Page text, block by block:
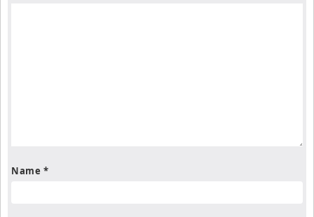
Name *